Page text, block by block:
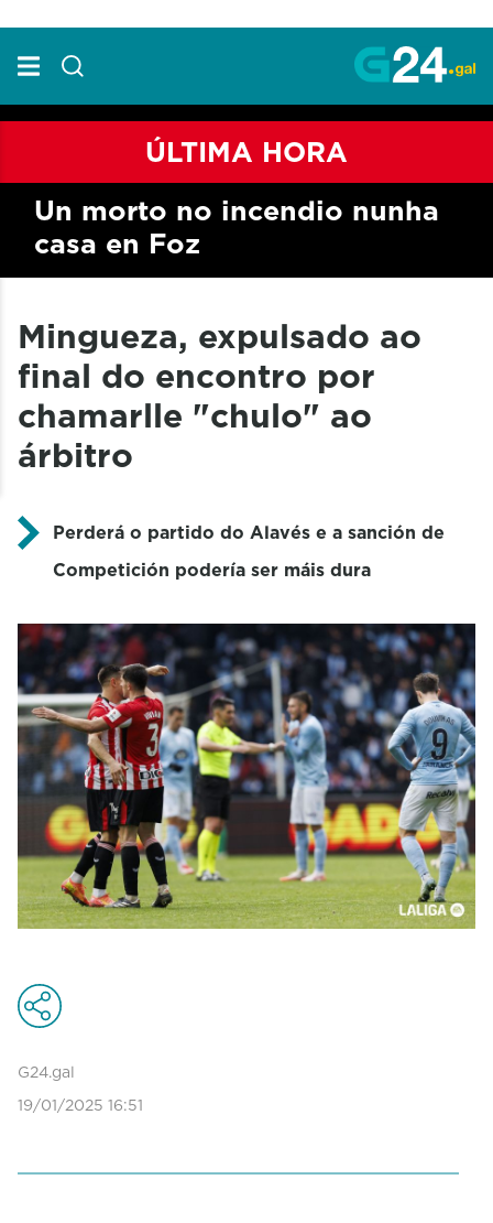
ÚLTIMA HORA
Un morto no incendio nunha
casa en Foz
Mingueza, expulsado ao
final do encontro por
chamarlle "chulo" ao
árbitro
Perderá o partido do Alavés e a sanción de
Competición podería ser máis dura
G24.gal
19/01/2025 16:51